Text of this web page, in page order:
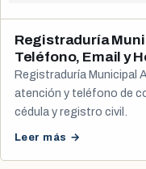
Registraduría
Teléfono, Email y
Registraduría Municipal
atención y teléfono de
cédula y registro civil.
Leer más →